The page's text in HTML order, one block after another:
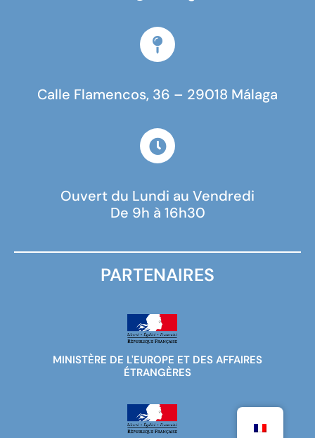
PARTENAIRES
MINISTÈRE DE L'EUROPE ET DES AFFAIRES
ÉTRANGÈRES
Calle Flamencos, 36 – 29018 Málaga
Ouvert du Lundi au Vendredi
De 9h à 16h30